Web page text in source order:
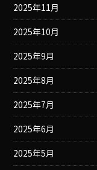
2025年11月
2025年10月
2025年9月
2025年8月
2025年7月
2025年6月
2025年5月